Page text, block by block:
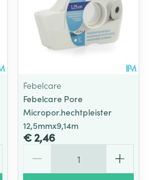
Febelcare
Febelcare Pore
Micropor.hechtpleister
12,5mmx9,14m
€ 2,46